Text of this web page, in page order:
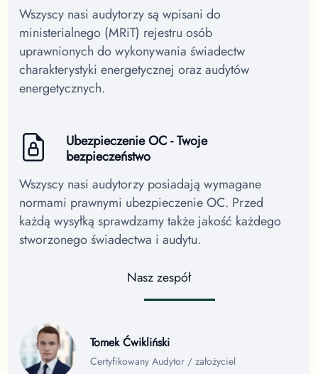
Wszyscy nasi audytorzy są wpisani do
ministerialnego (MRiT) rejestru osób
uprawnionych do wykonywania świadectw
charakterystyki energetycznej oraz audytów
energetycznych.
Ubezpieczenie OC - Twoje
bezpieczeństwo
Wszyscy nasi audytorzy posiadają wymagane
normami prawnymi ubezpieczenie OC. Przed
każdą wysyłką sprawdzamy także jakość każdego
stworzonego świadectwa i audytu.
Nasz zespół
Tomek Ćwikliński
Certyfikowany Audytor / założyciel